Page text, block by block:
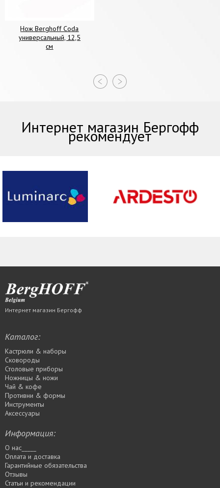
Нож Berghoff Coda
универсальный, 12,5
см
Интернет магазин Бергофф
рекомендует
Интернет магазин Бергофф
Каталог:
Кастрюли & наборы
Сковороды
Столовые приборы
Ножницы & ножи
Чай & кофе
Противни & формы
Инструменты
Аксессуары
Информация:
О нас_____
Оплата и доставка
Гарантийные обязательства
Отзывы
Статьи и рекомендации